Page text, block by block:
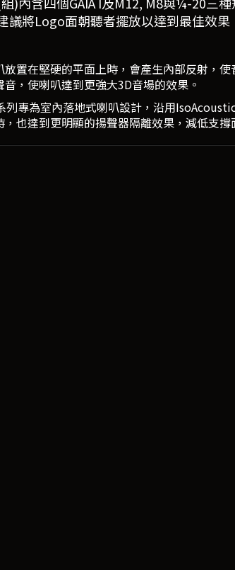
議將Logo面朝聽者擺放以達到最佳效果
放置在堅硬的平面上時，會產生內部反射，
音，使喇叭達到更強大3D音場的效果。
列專為室內落地式喇叭設計，沿用
，也達到更明顯的揚聲器隔離效果，減低支